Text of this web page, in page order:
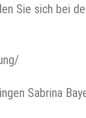
Sie sich bei
Sabrina